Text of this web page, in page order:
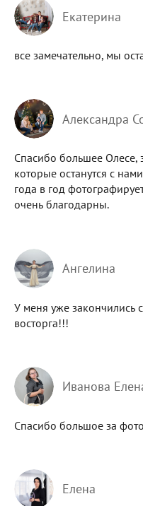
Екатерина
все замечательно, мы
Александра
Спасибо большее
которые останутся с
года в год
очень благодарны.
Ангелина
У меня уже закончились
восторга!!!
Иванова
Спасибо большое за
Елена